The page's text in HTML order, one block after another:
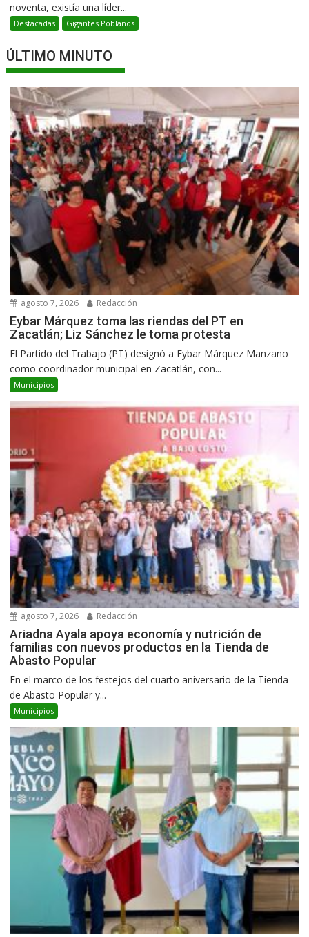
noventa, existía una líder...
Destacadas Gigantes Poblanos
ÚLTIMO MINUTO
agosto 7, 2026 Redacción
Eybar Márquez toma las riendas del PT en
Zacatlán; Liz Sánchez le toma protesta
El Partido del Trabajo (PT) designó a Eybar Márquez Manzano
como coordinador municipal en Zacatlán, con...
Municipios
agosto 7, 2026 Redacción
Ariadna Ayala apoya economía y nutrición de
familias con nuevos productos en la Tienda de
Abasto Popular
En el marco de los festejos del cuarto aniversario de la Tienda
de Abasto Popular y...
Municipios